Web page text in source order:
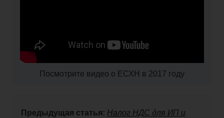
Посмотрите видео о ЕСХН в 2017 году
Предыдущая статья: Налог НДС для ИП и